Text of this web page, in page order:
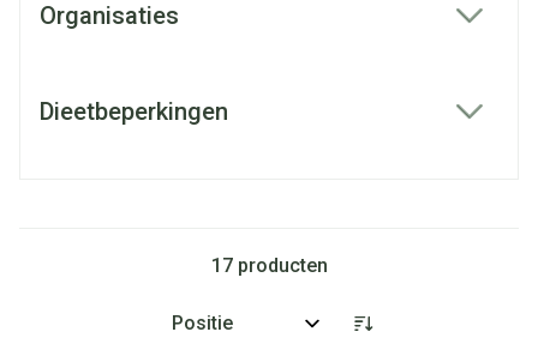
Organisaties
Dieetbeperkingen
17producten
Sorteer op: